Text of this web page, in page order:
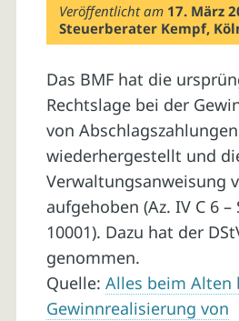
Veröffentlicht am 17. März
Steuerberater Kempf,
Das BMF hat die
Rechtslage bei der
von Abschlagszahlungen
wiederhergestellt und
Verwaltungsanweisung
aufgehoben (Az. IV C 6 –
10001). Dazu hat der
genommen.
Quelle: Alles beim Alten
Gewinnrealisierung von